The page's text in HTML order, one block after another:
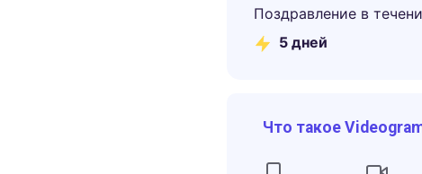
Поздравление в
5 дней
Что такое